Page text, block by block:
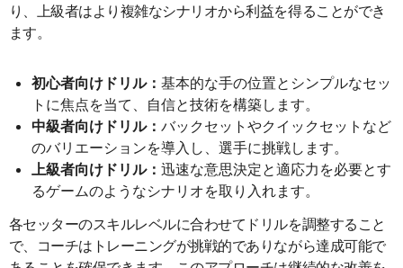
り、上級者はより複雑なシナリオから利益を得ることができ
ます。
初心者向けドリル：基本的な手の位置とシンプルなセッ
トに焦点を当て、自信と技術を構築します。
中級者向けドリル：バックセットやクイックセットなど
のバリエーションを導入し、選手に挑戦します。
上級者向けドリル：迅速な意思決定と適応力を必要とす
るゲームのようなシナリオを取り入れます。
各セッターのスキルレベルに合わせてドリルを調整すること
で、コーチはトレーニングが挑戦的でありながら達成可能で